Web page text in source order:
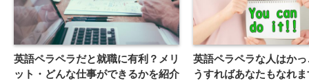
英語ペラペラだと就職に有利？メリ
ット・どんな仕事ができるかを紹介
英語ペラペラな人はか
うすればあなたもなれま